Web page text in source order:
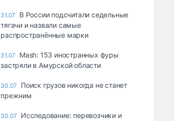
31.07
В России подсчитали седельные
тягачи и назвали самые
распространённые марки
31.07
Mash: 153 иностранных фуры
застряли в Амурской области
30.07
Поиск грузов никогда не станет
прежним
30.07
Исследование: перевозчики и